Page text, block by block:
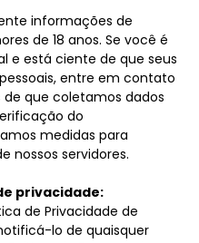
informações de
de 18 anos. Se você é
e está ciente de que seus
entre em contato
que coletamos dados
do
medidas para
nossos servidores.
privacidade:
de Privacidade de
lo de quaisquer